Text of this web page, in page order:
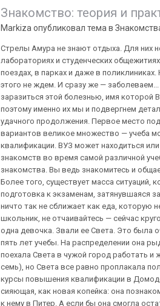
Знакомство: теория и
Markiza опубликовал тема в
Стрелы Амура не знают отдыха. Для них нет преград. Они могут настигнуть нас везде — в университетских лабораториях и студенческих общежитиях, в школах и магазинах, в офисах с евроремонтом и ЖЭКе. В автобусах, поездах, в парках и даже в поликлиниках. На работе и на отдыхе. Эти коварные стрелы настигают нас, когда мы этого не ждем. И сразу же — заболеваем... Давайте попробуем проанализировать, где выше всего вероятность заразиться этой болезнью, имя которой Влюбленность. Возбудителем болезни считается Встреча или Знакомство, поэтому именно их мы и подвергнем детальному разбору — разместим знакомства по степени вероятности их удачного продолжения. Первое место поделили знакомства во время учебы и на работе. Во время учебы Теория: Тут вариантов великое множество — учеба может проходить в школе, университете, на курсах повышения квалификации. ВУЗ может находиться или в родном городе, или в чужом, отрываясь от мамы с папой. Но у всех знакомств во время самой различной учебы есть много общего — это легкость и ненавязчивость самого знакомства. Вы ведь знакомитесь и общаетесь по делу: реальному или придуманному — какая, в принципе, разница. Более того, существует масса ситуаций, когда несколько Амуров носятся в воздухе — один не успевает: совместная подготовка к экзаменам, затянувшаяся за полночь, летняя практика или осенний колхоз, студенческая столовая — ничто так не сближает как еда, которую невозможно съесть. А если вы уже давно не студент, и тем более не школьник, не отчаивайтесь — сейчас кругом так много курсов, где вас ждут. Практика: Училась у нас в институте одна девочка. Звали ее Света. Это была очень хорошая девочка, она жила с мамой и ни с кем не встречалась за пять лет учебы. На распределении она рыдала в три ручья — в ее родном городе ей не хватило рабочих мест. И поехала Света в чужой город работать и жить в общежитии. Так получилось, что нас приехало туда много (человек семь), но Света все равно проплакала полгода — девочка была домашняя и очень скучала. Зимой ее отправили на курсы повышения квалификации в Домодедово, и уезжала она снова в слезах. А через месяц Света приехала сияющая, как новая копейка: она познакомилась на курсах с молодым человеком, они скоро поженятся, и она уедет к нему в Питер. А если бы она смогла остаться в родном городе? Плюсы: Вы видите человека часто и в различной обстановке. Минусы: Можно нахвататься двоек или даже вылететь из учебного заведения. На работе Теория: Чем хороши эти знакомства — есть время присмотреться к человеку в повседневной обстановке, можно наблюдать реакцию человека в стандартных ситуациях: например, накричал начальник или во время обеда котлета упала на костюм. И так же, как и в случае с учебой, у вас есть общее дело. А общие отмечания праздников, поездки за грибами или на море на выходные — это как раз та романтическая составляющая, которая и дает толчок в развитии этих отношений. Практика: Какое-то время назад я работала на заводе, в одном из бюро. Коллектив подобрался молодой и веселый. За первые полгода образовалось три пары. Начальник смотрел на нас с непередаваемой тоской. Как оказалось, предчувствия его не обманули… Плюсы: Всегда есть тема для разговора. Минусы: Может пострадать производственный процесс или ваша репутация, если у вас слишком различное служебное положение. Второе место занимают встречи при участии общих знакомых. Теория: Часто встречающаяся ситуация: вы пришли на день рождения к своей замужней подруге (женатому другу) и там встречаете его (ее). Или же вас знакомят специально ваши общие знакомые. Есть еще вариант натурального сватовства: ваши пожилые родственники решают вам помочь, и сами стараются найти вам вторую половинку. И хотя это все вызывает разные эмоции от снисходительной улыбки до жуткого негодования, часто случается, что такие встречи